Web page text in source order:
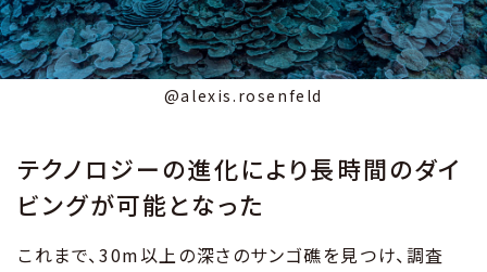
@alexis.rosenfeld
テクノロジーの進化により長時間のダイ
ビングが可能となった
これまで、30m以上の深さのサンゴ礁を見つけ、調査